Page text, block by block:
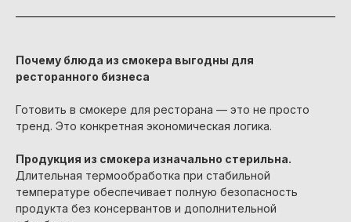
Почему блюда из смокера выгодны для
ресторанного бизнеса
Готовить в смокере для ресторана — это не просто
тренд. Это конкретная экономическая логика.
Продукция из смокера изначально стерильна.
Длительная термообработка при стабильной
температуре обеспечивает полную безопасность
продукта без консервантов и дополнительной